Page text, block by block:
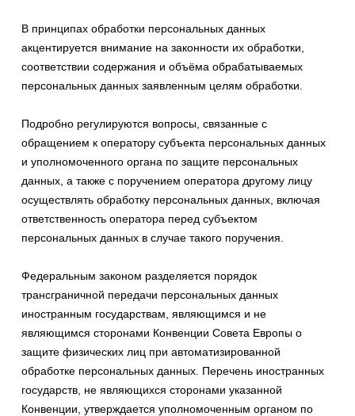
В принципах обработки персональных данных
акцентируется внимание на законности их обработки,
соответствии содержания и объёма обрабатываемых
персональных данных заявленным целям обработки.
Подробно регулируются вопросы, связанные с
обращением к оператору субъекта персональных данных
и уполномоченного органа по защите персональных
данных, а также с поручением оператора другому лицу
осуществлять обработку персональных данных, включая
ответственность оператора перед субъектом
персональных данных в случае такого поручения.
Федеральным законом разделяется порядок
трансграничной передачи персональных данных
иностранным государствам, являющимся и не
являющимся сторонами Конвенции Совета Европы о
защите физических лиц при автоматизированной
обработке персональных данных. Перечень иностранных
государств, не являющихся сторонами указанной
Конвенции, утверждается уполномоченным органом по